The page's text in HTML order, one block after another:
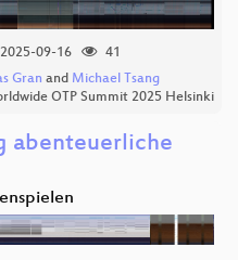
2025-09-16
41
Gran and Michael Tsang
OTP Summit 2025 Helsinki
abenteuerliche